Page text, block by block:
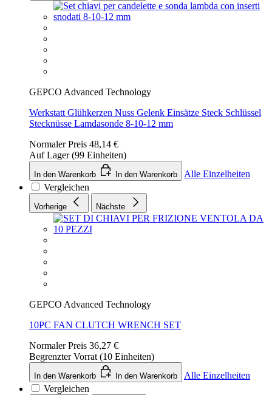
GEPCO Advanced Technology
Werkstatt Glühkerzen Nuss Gelenk Einsätze Steck Schlüssel
Stecknüsse Lamdasonde 8-10-12 mm
Normaler Preis 48,14 €
Auf Lager (99 Einheiten)
In den Warenkorb In den Warenkorb
Alle Einzelheiten
Vergleichen
Vorherige Nächste
GEPCO Advanced Technology
10PC FAN CLUTCH WRENCH SET
Normaler Preis 36,27 €
Begrenzter Vorrat (10 Einheiten)
In den Warenkorb In den Warenkorb
Alle Einzelheiten
Vergleichen